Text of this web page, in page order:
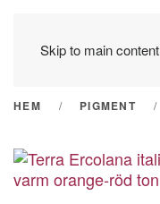
Skip to main content
HEM PIGMENT